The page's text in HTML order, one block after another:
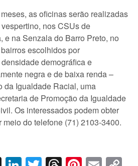
as oficinas serão realizadas
nos CSUs de
e na Senzala do Barro Preto, no
escolhidos por
demográfica e
negra e de baixa renda –
da Igualdade Racial, uma
de Promoção da Igualdade
Os interessados podem obter
meio do telefone (71) 2103-3400.